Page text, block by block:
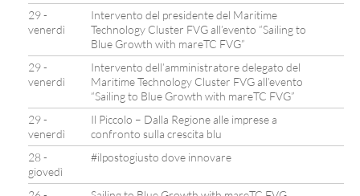
29 -
venerdì
Intervento del presidente del Maritime
Technology Cluster FVG all’evento “Sailing to
Blue Growth with mareTC FVG”
29 -
venerdì
Intervento dell’amministratore delegato del
Maritime Technology Cluster FVG all’evento
“Sailing to Blue Growth with mareTC FVG”
29 -
venerdì
Il Piccolo – Dalla Regione alle imprese a
confronto sulla crescita blu
28 -
giovedì
#ilpostogiusto dove innovare